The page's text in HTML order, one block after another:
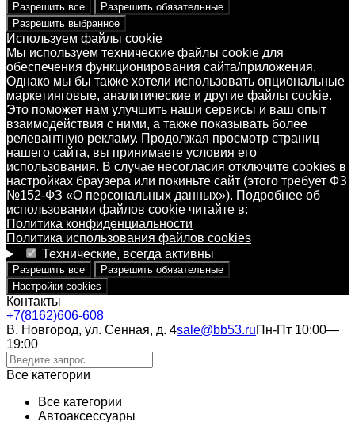
Разрешить все
Разрешить обязательные
Разрешить выбранное
Используем файлы cookie
Мы используем технические файлы cookie для
обеспечения функционирования сайта/приложения.
Однако мы бы также хотели использовать опциональные
маркетинговые, аналитические и другие файлы cookie.
Это поможет нам улучшить наши сервисы и ваш опыт
взаимодействия с ними, а также показывать более
релевантную рекламу. Продолжая просмотр страниц
нашего сайта, вы принимаете условия его
использования. В случае несогласия отключите cookies в
настройках браузера или покиньте сайт (этого требует ФЗ
№152-ФЗ «О персональных данных»). Подробнее об
использовании файлов cookie читайте в:
Политика конфиденциальности
Политика использования файлов cookies
Технические, всегда активны
Разрешить все
Разрешить обязательные
Настройки cookies
Контакты
+7(8162)606-608
В. Новгород, ул. Сенная, д. 4sale@bb53.ruПн-Пт 10:00—
19:00
Все категории
Все категории
Автоаксессуары